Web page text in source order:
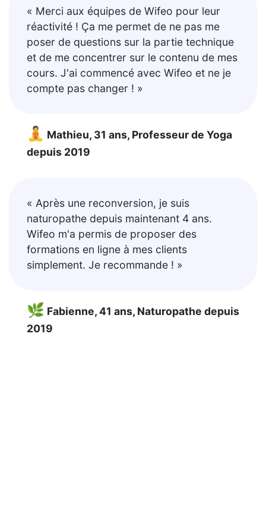
« Merci aux équipes de Wifeo pour leur
réactivité ! Ça me permet de ne pas me
poser de questions sur la partie technique
et de me concentrer sur le contenu de mes
cours. J'ai commencé avec Wifeo et ne je
compte pas changer ! »
🧘 Mathieu, 31 ans, Professeur de Yoga
depuis 2019
« Après une reconversion, je suis
naturopathe depuis maintenant 4 ans.
Wifeo m'a permis de proposer des
formations en ligne à mes clients
simplement. Je recommande ! »
🌿 Fabienne, 41 ans, Naturopathe depuis
2019